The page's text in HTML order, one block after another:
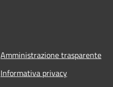
Amministrazione trasparente
Informativa privacy